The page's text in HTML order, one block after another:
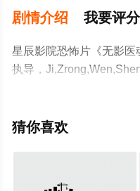
剧情介绍 我要评分
星辰影院恐怖片《无影
执导，
彩演绎的柬埔寨电影，
影、电视猫或剧情网等平
猜你喜欢